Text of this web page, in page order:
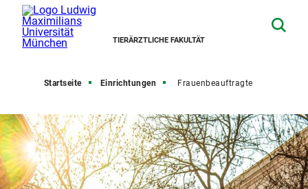
TIERÄRZTLICHE FAKULTÄT
Startseite Einrichtungen Frauenbeauftragte